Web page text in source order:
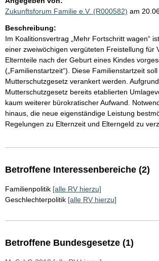
Zukunftsforum Familie e.V. (R000582) am
Beschreibung:
Im Koalitionsvertrag „Mehr Fortschritt wagen“
einer zweiwöchigen vergüteten Freistellung für
Elternteile nach der Geburt eines Kindes
(„Familienstartzeit“). Diese Familienstartzeit
Mutterschutzgesetz verankert werden.
Mutterschutzgesetz bereits etablierten
kaum weiterer bürokratischer Aufwand.
hinaus, die neue eigenständige Leistung
Regelungen zu Elternzeit und Elterngeld zu
Betroffene Interessenbereiche (2)
Familienpolitik [alle RV hierzu]
Geschlechterpolitik [alle RV hierzu]
Betroffene Bundesgesetze (1)